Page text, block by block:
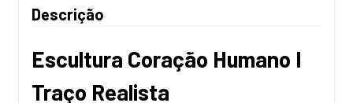
Descrição
Escultura Coração Humano I
Traço Realista